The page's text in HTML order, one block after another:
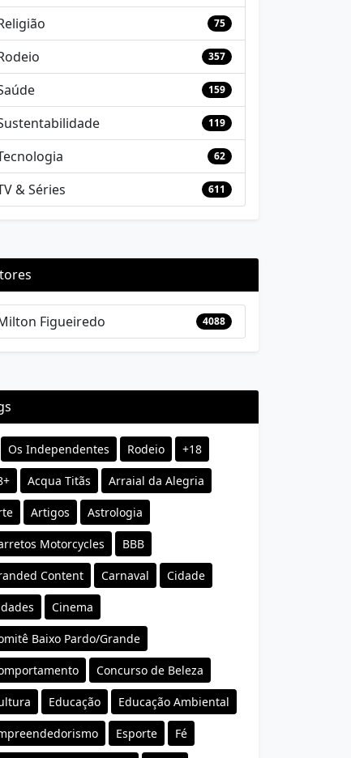
75
357
159
119
62
& Séries 611
Figueiredo 4088
Os Independentes Rodeio +18
Acqua Titãs Arraial da Alegria
Artigos Astrologia
Motorcycles BBB
Content Carnaval Cidade
Cinema
Baixo Pardo/Grande
Concurso de Beleza
Educação Educação Ambiental
Esporte Fé